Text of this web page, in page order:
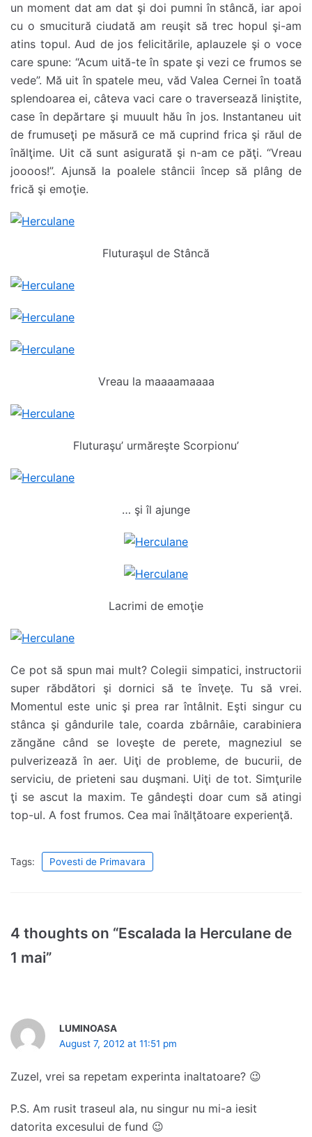
un moment dat am dat şi doi pumni în stâncă, iar apoi
cu o smucitură ciudată am reuşit să trec hopul şi-am
atins topul. Aud de jos felicitările, aplauzele şi o voce
care spune: “Acum uită-te în spate şi vezi ce frumos se
vede”. Mă uit în spatele meu, văd Valea Cernei în toată
splendoarea ei, câteva vaci care o traversează liniştite,
case în depărtare şi muuult hău în jos. Instantaneu uit
de frumuseţi pe măsură ce mă cuprind frica şi răul de
înălţime. Uit că sunt asigurată şi n-am ce păţi. “Vreau
joooos!”. Ajunsă la poalele stâncii încep să plâng de
frică şi emoţie.
Fluturaşul de Stâncă
Vreau la maaaamaaaa
Fluturaşu’ urmăreşte Scorpionu’
… şi îl ajunge
Lacrimi de emoţie
Ce pot să spun mai mult? Colegii simpatici, instructorii
super răbdători şi dornici să te înveţe. Tu să vrei.
Momentul este unic şi prea rar întâlnit. Eşti singur cu
stânca şi gândurile tale, coarda zbârnâie, carabiniera
zăngăne când se loveşte de perete, magneziul se
pulverizează în aer. Uiţi de probleme, de bucurii, de
serviciu, de prieteni sau duşmani. Uiţi de tot. Simţurile
ţi se ascut la maxim. Te gândeşti doar cum să atingi
top-ul. A fost frumos. Cea mai înălţătoare experienţă.
Tags: Povesti de Primavara
4 thoughts on “Escalada la Herculane de
1 mai”
LUMINOASA
August 7, 2012 at 11:51 pm
Zuzel, vrei sa repetam experinta inaltatoare? 😉
P.S. Am rusit traseul ala, nu singur nu mi-a iesit
datorita excesului de fund 😉